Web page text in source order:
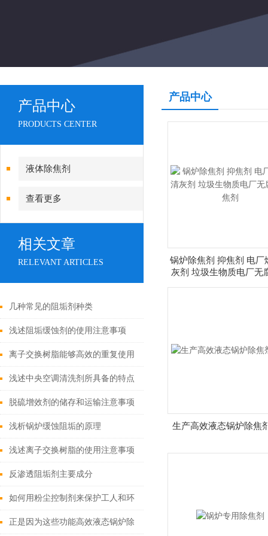
产品中心
PRODUCTS CENTER
液体除焦剂
查看更多
相关文章
RELEVANT ARTICLES
几种常见的阻垢剂种类
浅述阻垢缓蚀剂的使用注意事项
离子交换树脂能够高效的重复使用
浅述中央空调清洗剂所具备的特点
脱硫增效剂的储存和运输注意事项
浅析锅炉缓蚀阻垢的原理
浅述离子交换树脂的使用注意事项
反渗透阻垢剂主要成分
如何用粉尘控制剂来保护工人和环
境？
正是因为这些功能高效液态锅炉除
产品中心
锅炉除焦剂 抑焦剂 电厂
灰剂 垃圾生物质电厂无
生产高效液态锅炉除焦